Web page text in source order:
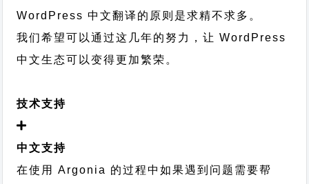
WordPress 中文翻译的原则 是求精不求多。
我们希望可以通过这几年的努力，让 WordPress
中文生态可以变得更加繁荣。
技术支持
中文支持
在使用 Argonia 的过程中如果遇到问题需要帮